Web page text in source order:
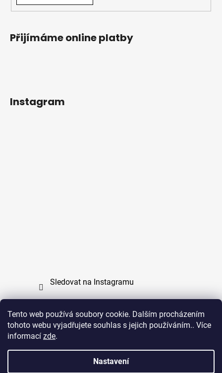
Tento web používá soubory cookie. Dalším procházením
tohoto webu vyjadřujete souhlas s jejich používáním.. Více
informací zde.
Nastavení
Přijímáme online platby
Instagram
Sledovat na Instagramu
Copyright (c) 2011 - 2026 zoo-branik.cz - Všechna